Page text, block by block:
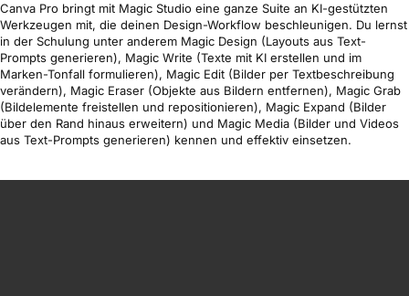
Canva Pro bringt mit Magic Studio eine ganze Suite an KI-gestützten
Werkzeugen mit, die deinen Design-Workflow beschleunigen. Du lernst
in der Schulung unter anderem Magic Design (Layouts aus Text-
Prompts generieren), Magic Write (Texte mit KI erstellen und im
Marken-Tonfall formulieren), Magic Edit (Bilder per Textbeschreibung
verändern), Magic Eraser (Objekte aus Bildern entfernen), Magic Grab
(Bildelemente freistellen und repositionieren), Magic Expand (Bilder
über den Rand hinaus erweitern) und Magic Media (Bilder und Videos
aus Text-Prompts generieren) kennen und effektiv einsetzen.